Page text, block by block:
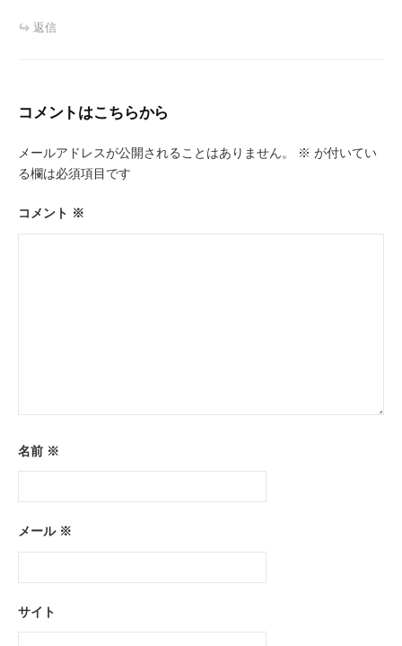
返信
コメントはこちらから
メールアドレスが公開されることはありません。 ※ が付いてい
る欄は必須項目です
コメント ※
名前 ※
メール ※
サイト